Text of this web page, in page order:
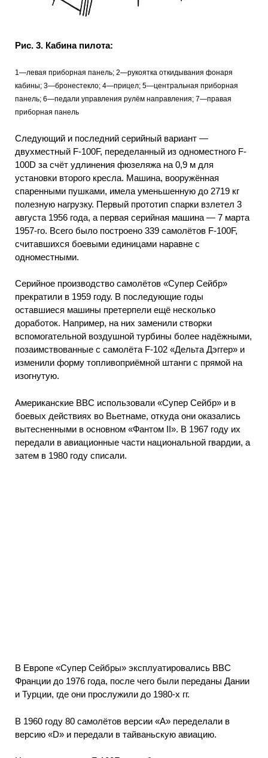
Рис. 3. Кабина пилота:
1—левая приборная панель; 2—рукоятка откидывания фонаря
кабины; 3—бронестекло; 4—прицел; 5—центральная приборная
панель; 6—педали управления рулём направления; 7—правая
приборная панель
Следующий и последний серийный вариант —
двухместный F-100F, переделанный из одноместного F-
100D за счёт удлинения фюзеляжа на 0,9 м для
установки второго кресла. Машина, вооружённая
спаренными пушками, имела уменьшенную до 2719 кг
полезную нагрузку. Первый прототип спарки взлетел 3
августа 1956 года, а первая серийная машина — 7 марта
1957-го. Всего было построено 339 самолётов F-100F,
считавшихся боевыми единицами наравне с
одноместными.
Серийное производство самолётов «Супер Сейбр»
прекратили в 1959 году. В последующие годы
оставшиеся машины претерпели ещё несколько
доработок. Например, на них заменили створки
вспомогательной воздушной турбины более надёжными,
позаимствованные с самолёта F-102 «Дельта Дэггер» и
изменили форму топливоприёмной штанги с прямой на
изогнутую.
Американские ВВС использовали «Супер Сейбр» и в
боевых действиях во Вьетнаме, откуда они оказались
вытесненными в основном «Фантом II». В 1967 году их
передали в авиационные части национальной гвардии, а
затем в 1980 году списали.
В Европе «Супер Сейбры» эксплуатировались ВВС
Франции до 1976 года, после чего были переданы Дании
и Турции, где они прослужили до 1980-х гг.
В 1960 году 80 самолётов версии «А» переделали в
версию «D» и передали в тайваньскую авиацию.